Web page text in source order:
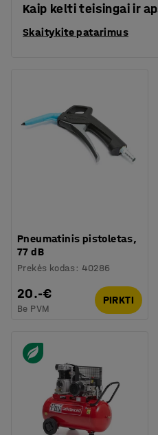
Kaip kelti teisingai ir
Skaitykite patarimus
Pneumatinis pistoletas,
77 dB
Prekės kodas : 40286
20.-€
Be PVM
PIRKTI